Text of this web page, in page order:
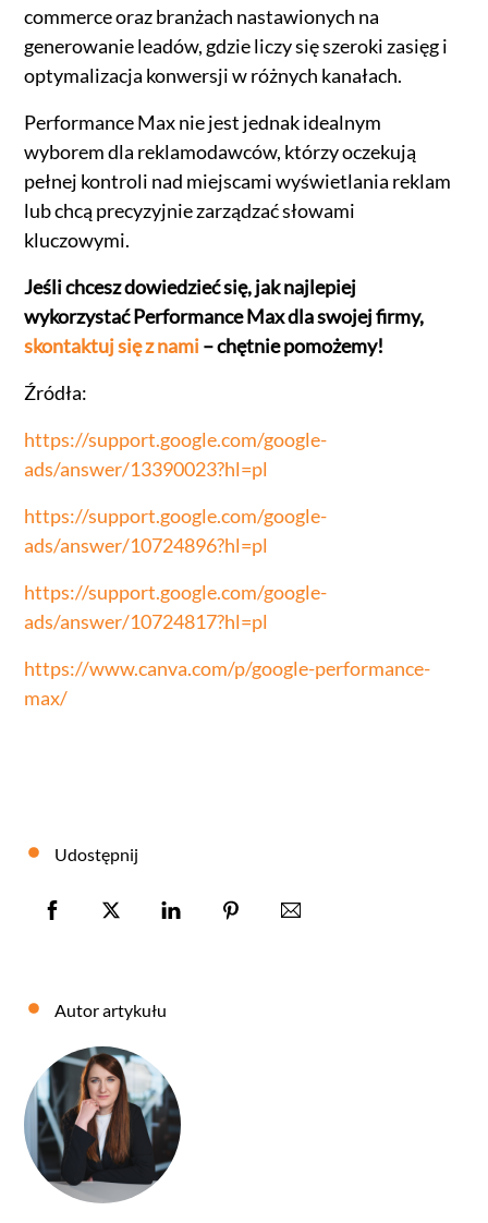
commerce oraz branżach nastawionych na
generowanie leadów, gdzie liczy się szeroki zasięg i
optymalizacja konwersji w różnych kanałach.
Performance Max nie jest jednak idealnym
wyborem dla reklamodawców, którzy oczekują
pełnej kontroli nad miejscami wyświetlania reklam
lub chcą precyzyjnie zarządzać słowami
kluczowymi.
Jeśli chcesz dowiedzieć się, jak najlepiej
wykorzystać Performance Max dla swojej firmy,
skontaktuj się z nami– chętnie pomożemy!
Źródła:
https://support.google.com/google-
ads/answer/13390023?hl=pl
https://support.google.com/google-
ads/answer/10724896?hl=pl
https://support.google.com/google-
ads/answer/10724817?hl=pl
https://www.canva.com/p/google-performance-
max/
Udostępnij
Autor artykułu